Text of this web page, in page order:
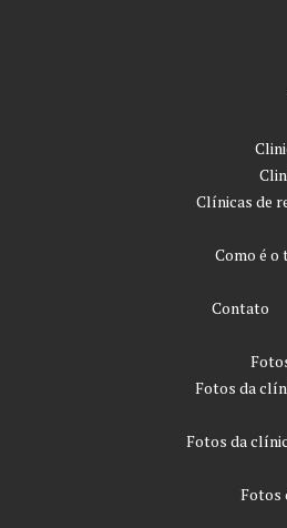
Clínicas de
Como é o
Contato
Fotos da
Fotos da
Fotos